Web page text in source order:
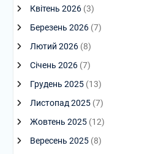
Квітень 2026(3)
Березень 2026(7)
Лютий 2026(8)
Січень 2026(7)
Грудень 2025(13)
Листопад 2025(7)
Жовтень 2025(12)
Вересень 2025(8)